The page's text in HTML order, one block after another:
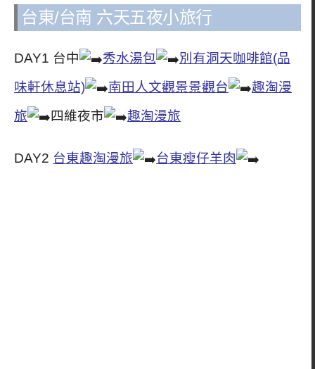
台東/台南 六天五夜小旅行
DAY1 台中 秀水湯包
別有洞天咖啡館(品
味軒休息站)
南田人文觀景景觀台
趣淘漫
旅
四維夜市 趣淘漫旅
DAY2 台東趣淘漫旅 台東瘦仔羊肉